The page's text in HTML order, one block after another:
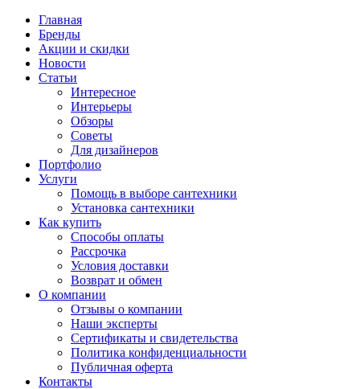
Главная
Бренды
Акции и скидки
Новости
Статьи
Интересное
Интерьеры
Обзоры
Советы
Для дизайнеров
Портфолио
Услуги
Помощь в выборе сантехники
Установка сантехники
Как купить
Способы оплаты
Рассрочка
Условия доставки
Возврат и обмен
О компании
Отзывы о компании
Наши эксперты
Сертификаты и свидетельства
Политика конфиденциальности
Публичная оферта
Контакты